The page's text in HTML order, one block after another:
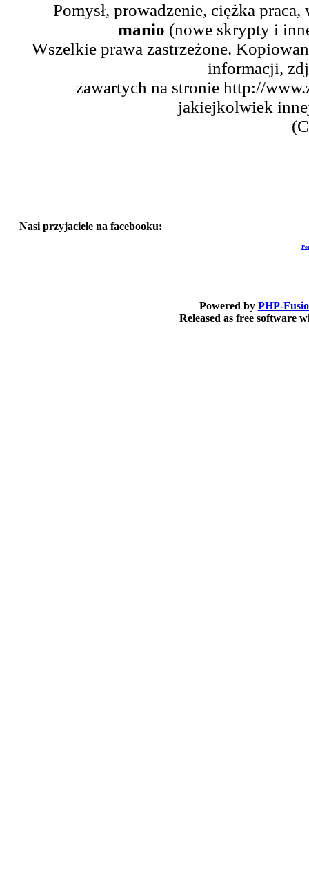
Pomysł, prowadzenie, ciężka
manio (nowe skrypty i
Wszelkie prawa zastrzeżone.
informacji,
zawartych na stronie http://
jakiejkolwiek
Nasi przyjaciele na facebooku:
Powered by PHP-
Released as free software